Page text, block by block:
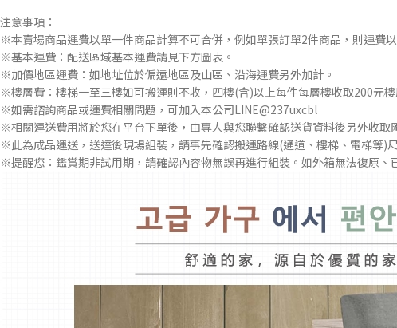
注意事項：
※本賣場商品運費以單一件商品計算不可合併，例如單張訂單2件商品，則運費以
※基本運費：配送區域基本運費請見下方圖表。
※加價地區運費：如地址位於偏遠地區及山區、沿海運費另外加計。
※樓層費：樓梯一至三樓如可搬運則不收，四樓(含)以上每件每層樓收取200元
※如需諮詢商品或運費相關問題，可加入本公司LINE@237uxcbl
※相關運送費用將於您在平台下單後，由專人與您聯繫確認送貨資料後另外收取
※此為成品運送，送達後現場組裝，請事先確認搬運路線(通道、樓梯、電梯等)
※提醒您：鑑賞期非試用期，請確認內容物無誤再進行組裝。如外箱無法